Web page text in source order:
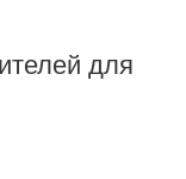
для